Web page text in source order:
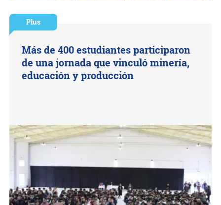
Plus
Más de 400 estudiantes participaron
de una jornada que vinculó minería,
educación y producción